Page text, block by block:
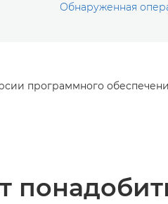
Обнаруженная
программного